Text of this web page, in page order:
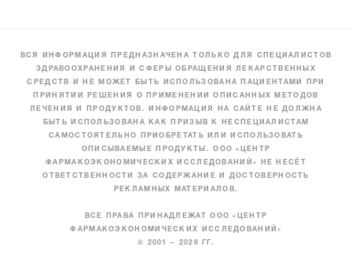
ВСЯ ИНФОРМАЦИЯ ПРЕДНАЗНАЧЕНА ТОЛЬКО ДЛЯ СПЕЦИАЛИСТОВ
ЗДРАВООХРАНЕНИЯ И СФЕРЫ ОБРАЩЕНИЯ ЛЕКАРСТВЕННЫХ
СРЕДСТВ И НЕ МОЖЕТ БЫТЬ ИСПОЛЬЗОВАНА ПАЦИЕНТАМИ ПРИ
ПРИНЯТИИ РЕШЕНИЯ О ПРИМЕНЕНИИ ОПИСАННЫХ МЕТОДОВ
ЛЕЧЕНИЯ И ПРОДУКТОВ. ИНФОРМАЦИЯ НА САЙТЕ НЕ ДОЛЖНА
БЫТЬ ИСПОЛЬЗОВАНА КАК ПРИЗЫВ К НЕСПЕЦИАЛИСТАМ
САМОСТОЯТЕЛЬНО ПРИОБРЕТАТЬ ИЛИ ИСПОЛЬЗОВАТЬ
ОПИСЫВАЕМЫЕ ПРОДУКТЫ. ООО «ЦЕНТР
ФАРМАКОЭКОНОМИЧЕСКИХ ИССЛЕДОВАНИЙ» НЕ НЕСЁТ
ОТВЕТСТВЕННОСТИ ЗА СОДЕРЖАНИЕ И ДОСТОВЕРНОСТЬ
РЕКЛАМНЫХ МАТЕРИАЛОВ.
ВСЕ ПРАВА ПРИНАДЛЕЖАТ ООО «ЦЕНТР
ФАРМАКОЭКОНОМИЧЕСКИХ ИССЛЕДОВАНИЙ»
© 2001 – 2026 ГГ.